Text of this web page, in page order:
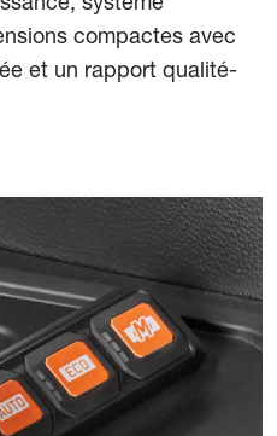
compactes avec
et un rapport qualité-